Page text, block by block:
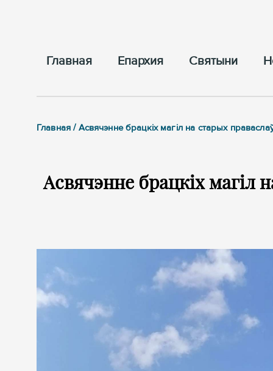
Главная Епархия Cвятыни
Главная / Асвячэнне брацкіх магіл на старых
Асвячэнне брацкіх магіл